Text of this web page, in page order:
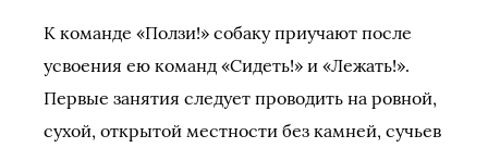
К команде «Ползи!» собаку приучают после
усвоения ею команд «Сидеть!» и «Лежать!».
Первые занятия следует проводить на ровной,
сухой, открытой местности без камней, сучьев